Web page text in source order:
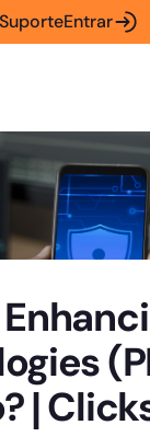
SuporteEntrar
|